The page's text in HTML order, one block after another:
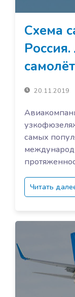
Схема
20.11.2019
самых
Читать